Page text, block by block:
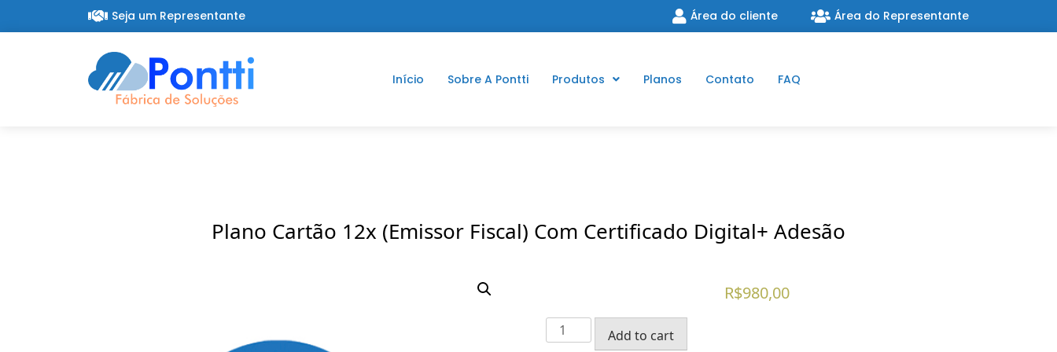
Seja um Representante Área do cliente Área do Representante
Início Sobre A Pontti Produtos Planos Contato FAQ
Plano Cartão 12x (Emissor Fiscal) Com Certificado Digital+ Adesão
R$980,00
Add to cart